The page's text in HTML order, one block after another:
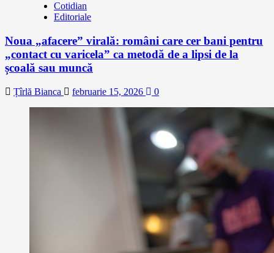
Cotidian
Editoriale
Noua „afacere” virală: români care cer bani pentru
„contact cu varicela” ca metodă de a lipsi de la
școală sau muncă
Țîrlă Bianca februarie 15, 2026 0